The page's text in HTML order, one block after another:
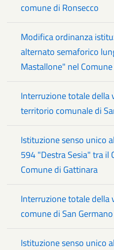
comune di Ronsecco
Modifica ordinanza
alternato semaforico
Mastallone" nel
Interruzione totale della
territorio comunale di
Istituzione senso unico
594 "Destra Sesia" tra il
Comune di Gattinara
Interruzione totale della
comune di San Germano
Istituzione senso unico